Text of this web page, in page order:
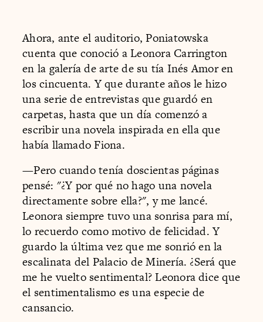
Ahora, ante el auditorio, Poniatowska
cuenta que conoció a Leonora Carrington
en la galería de arte de su tía Inés Amor en
los cincuenta. Y que durante años le hizo
una serie de entrevistas que guardó en
carpetas, hasta que un día comenzó a
escribir una novela inspirada en ella que
había llamado Fiona.
—Pero cuando tenía doscientas páginas
pensé: "¿Y por qué no hago una novela
directamente sobre ella?", y me lancé.
Leonora siempre tuvo una sonrisa para mí,
lo recuerdo como motivo de felicidad. Y
guardo la última vez que me sonrió en la
escalinata del Palacio de Minería. ¿Será que
me he vuelto sentimental? Leonora dice que
el sentimentalismo es una especie de
cansancio.